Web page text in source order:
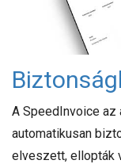
A SpeedInvoice az
automatikusan
elveszett, ellopták